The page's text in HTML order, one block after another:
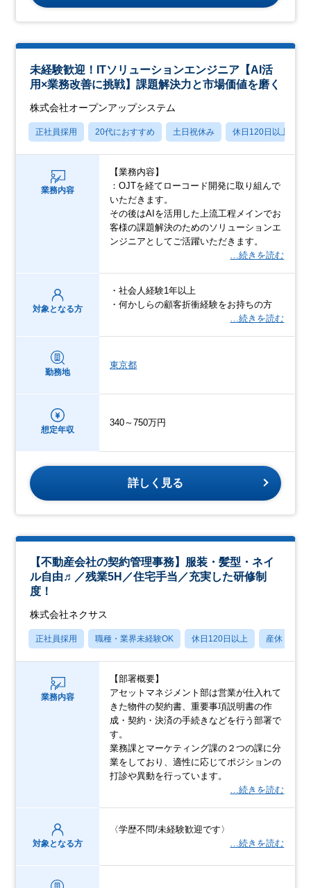
未経験歓迎！ITソリューションエンジニア【AI活
用×業務改善に挑戦】課題解決力と市場価値を磨く
株式会社オープンアップシステム
正社員採用 20代におすすめ 土日祝休み 休日120日以上
業務内容
【業務内容】
：OJTを経てローコード開発に取り組んで
いただきます。
その後はAIを活用した上流工程メインでお
客様の課題解決のためのソリューションエ
ンジニアとしてご活躍いただきます。
…続きを読む
対象となる方
・社会人経験1年以上
・何かしらの顧客折衝経験をお持ちの方
…続きを読む
勤務地
東京都
想定年収
340～750万円
詳しく見る
【不動産会社の契約管理事務】服装・髪型・ネイ
ル自由♬／残業5H／住宅手当／充実した研修制
度！
株式会社ネクサス
正社員採用 職種・業界未経験OK 休日120日以上 産休・育休
業務内容
【部署概要】
アセットマネジメント部は営業が仕入れて
きた物件の契約書、重要事項説明書の作
成・契約・決済の手続きなどを行う部署で
す。
業務課とマーケティング課の２つの課に分
業をしており、適性に応じてポジションの
打診や異動を行っています。
…続きを読む
対象となる方
〈学歴不問/未経験歓迎です〉
…続きを読む